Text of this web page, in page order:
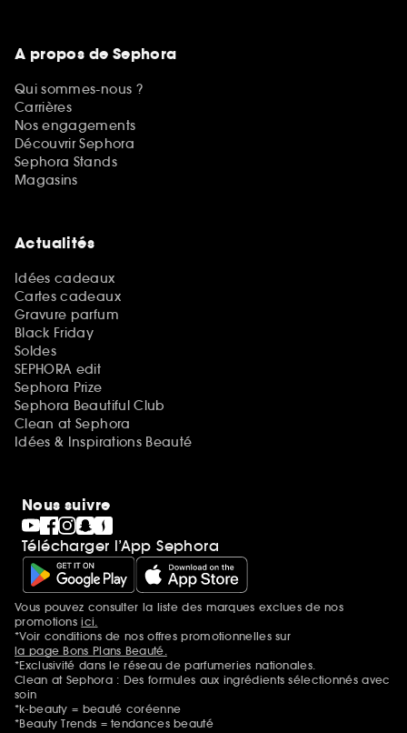
A propos de Sephora
Qui sommes-nous ?
Carrières
Nos engagements
Découvrir Sephora
Sephora Stands
Magasins
Actualités
Idées cadeaux
Cartes cadeaux
Gravure parfum
Black Friday
Soldes
SEPHORA edit
Sephora Prize
Sephora Beautiful Club
Clean at Sephora
Idées & Inspirations Beauté
Nous suivre
Télécharger l’App Sephora
Mentions additionnelles
Vous pouvez consulter la liste des marques exclues de nos
promotionsici.
*Voir conditions de nos offres promotionnelles sur
la page Bons Plans Beauté.
*Exclusivité dans le réseau de parfumeries nationales.
Clean at Sephora : Des formules aux ingrédients sélectionnés avec
soin
*k-beauty = beauté coréenne
*Beauty Trends = tendances beauté